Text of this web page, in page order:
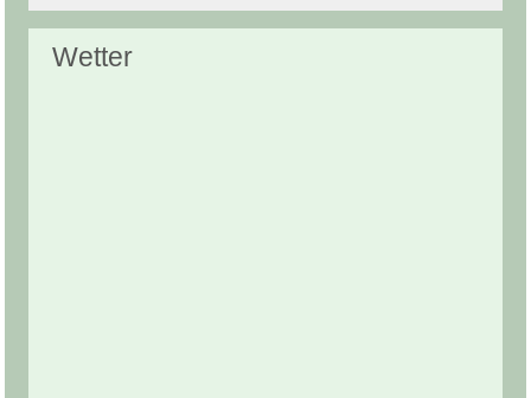
Wetter